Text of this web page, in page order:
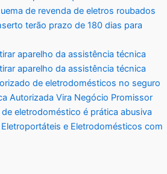
de revenda de eletros roubados
terão prazo de 180 dias para
aparelho da assistência técnica
aparelho da assistência técnica
de eletrodomésticos no seguro
Autorizada Vira Negócio Promissor
eletrodoméstico é prática abusiva
e Eletrodomésticos com